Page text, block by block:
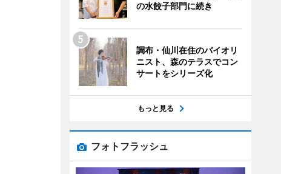
の水餃子部門に続き
調布・仙川在住のバイオリ
ニスト、森のテラスでコン
サートをシリーズ化
もっと見る
フォトフラッシュ